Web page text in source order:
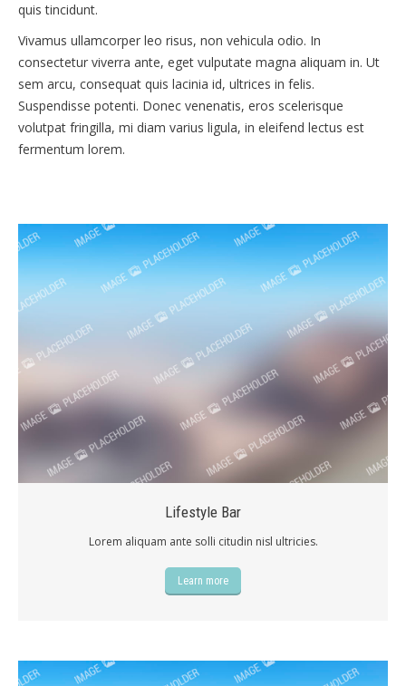
quis tincidunt.
Vivamus ullamcorper leo risus, non vehicula odio. In
consectetur viverra ante, eget vulputate magna aliquam in. Ut
sem arcu, consequat quis lacinia id, ultrices in felis.
Suspendisse potenti. Donec venenatis, eros scelerisque
volutpat fringilla, mi diam varius ligula, in eleifend lectus est
fermentum lorem.
Lifestyle Bar
Lorem aliquam ante solli citudin nisl ultricies.
Learn more